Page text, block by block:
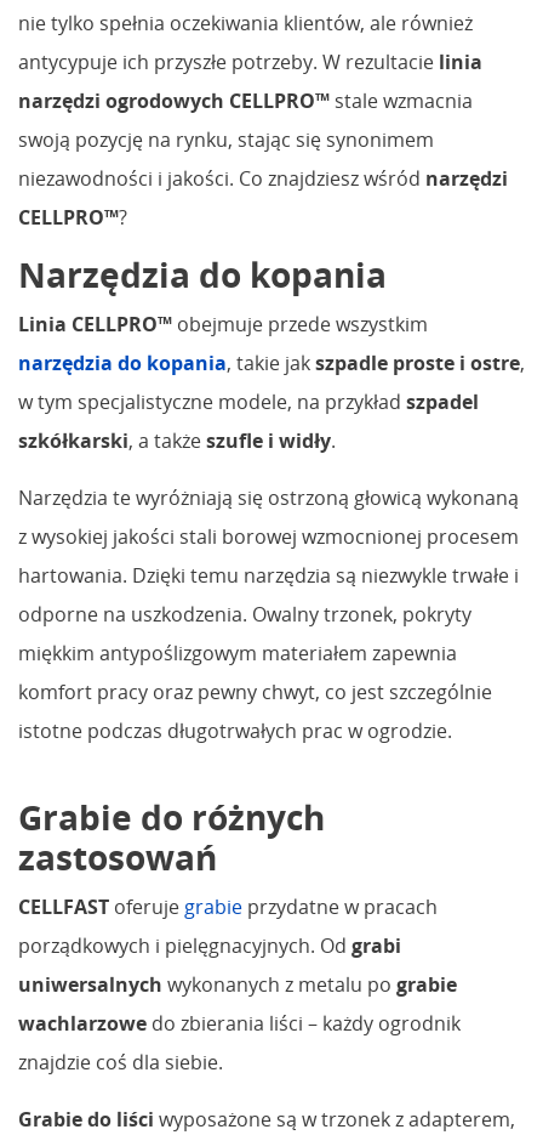
nie tylko spełnia oczekiwania klientów, ale również
antycypuje ich przyszłe potrzeby. W rezultacie linia
narzędzi ogrodowych CELLPRO™ stale wzmacnia
swoją pozycję na rynku, stając się synonimem
niezawodności i jakości. Co znajdziesz wśród narzędzi
CELLPRO™?
Narzędzia do kopania
Linia CELLPRO™ obejmuje przede wszystkim
narzędzia do kopania, takie jakszpadle proste i ostre,
w tym specjalistyczne modele, na przykład szpadel
szkółkarski, a takżeszufle i widły.
Narzędzia te wyróżniają się ostrzoną głowicą wykonaną
z wysokiej jakości stali borowej wzmocnionej procesem
hartowania. Dzięki temu narzędzia są niezwykle trwałe i
odporne na uszkodzenia. Owalny trzonek, pokryty
miękkim antypoślizgowym materiałem zapewnia
komfort pracy oraz pewny chwyt, co jest szczególnie
istotne podczas długotrwałych prac w ogrodzie.
Grabie do różnych
zastosowań
CELLFAST oferuje grabie przydatne w pracach
porządkowych i pielęgnacyjnych. Od grabi
uniwersalnych wykonanych z metalu po grabie
wachlarzowe do zbierania liści – każdy ogrodnik
znajdzie coś dla siebie.
Grabie do liści wyposażone są w trzonek z adapterem,